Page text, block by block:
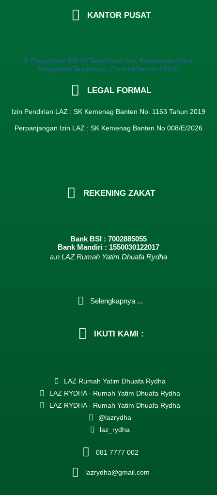
KANTOR PUSAT
Jl. Raya Mauk KM.19 Tegal Kunir Lor, Kecamatan Mauk,
Kabupaten Tangerang, Provinsi Banten 15530
LEGAL FORMAL
Izin Pendirian LAZ : SK Kemenag Banten No. 1163 Tahun 2019
Perpanjangan Izin LAZ : SK Kemenag Banten No 008/E/2026​
REKENING ZAKAT
Bank BSI : 7002885055
Bank Mandiri : 1550030122017
a.n LAZ Rumah Yatim Dhuafa Rydha
Selengkapnya ...
IKUTI KAMI :
LAZ Rumah Yatim Dhuafa Rydha
LAZ RYDHA - Rumah Yatim Dhuafa Rydha
LAZ RYDHA - Rumah Yatim Dhuafa Rydha
@lazrydha
laz_rydha
081 7777 002
lazrydha@gmail.com